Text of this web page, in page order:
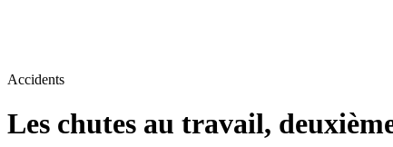
Accidents
Les chutes au travail,